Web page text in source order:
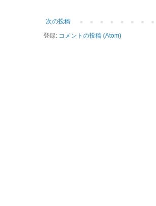
次の投稿
登録: コメントの投稿 (Atom)